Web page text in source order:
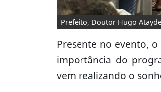
Prefeito, Doutor Hugo
Presente no evento,
importância do
vem realizando o